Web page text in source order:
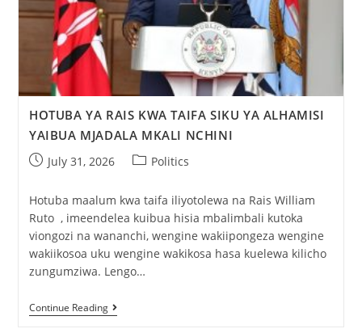
HOTUBA YA RAIS KWA TAIFA SIKU YA ALHAMISI
YAIBUA MJADALA MKALI NCHINI
July 31, 2026 Politics
Hotuba maalum kwa taifa iliyotolewa na Rais William
Ruto , imeendelea kuibua hisia mbalimbali kutoka
viongozi na wananchi, wengine wakiipongeza wengine
wakiikosoa uku wengine wakikosa hasa kuelewa kilicho
zungumziwa. Lengo…
Continue Reading